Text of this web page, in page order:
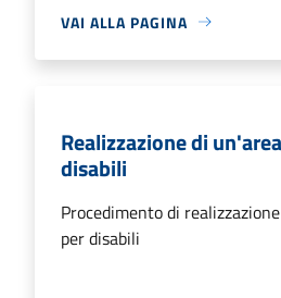
VAI ALLA PAGINA
Realizzazione di
disabili
Procedimento di
per disabili